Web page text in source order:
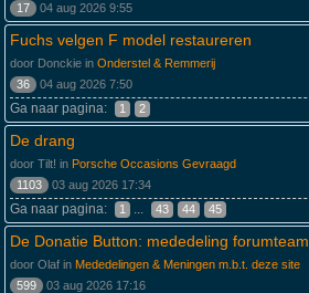
17
04 aug 2026 9:55
Fuchs velgen F model restaureren
door Donckie in Onderstel & Remmerij
36
04 aug 2026 7:50
Ga naar pagina: 1 2
De drang
door Tilt! in Porsche Occasions Gevraagd
1103
03 aug 2026 17:34
Ga naar pagina: 1 ... 43 44 45
De Donatie Button: mededeling forumteam
door Olaf in Mededelingen & Meningen m.b.t. deze site
599
03 aug 2026 17:16